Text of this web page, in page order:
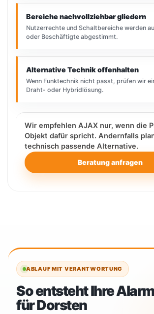
Bereiche nachvollziehbar gliedern
Nutzerrechte und Schaltbereiche werden
oder Beschäftigte abgestimmt.
Alternative Technik offenhalten
Wenn Funktechnik nicht passt, prüfen wir
Draht- oder Hybridlösung.
Wir empfehlen AJAX nur, wenn die
Objekt dafür spricht. Andernfalls
technisch passende Alternative.
Beratung anfragen
ABLAUF MIT VERANTWORTUNG
So entsteht Ihre
für Dorsten